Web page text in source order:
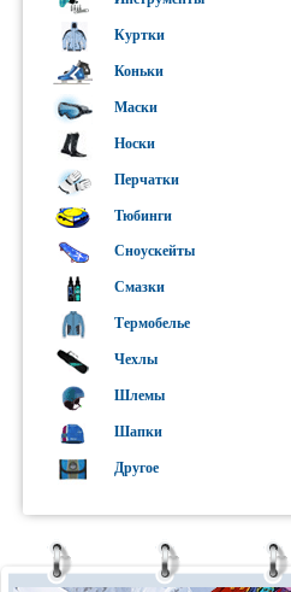
Casco
Cebe
Celsius
Dakine
DC
Derby
DFC
Easy Rider
Elan
Elfgen
Elude
F2
Fly
Куртки
Коньки
Маски
Носки
Перчатки
Тюбинги
Сноускейты
Смазки
Термобелье
Чехлы
Шлемы
Шапки
Другое